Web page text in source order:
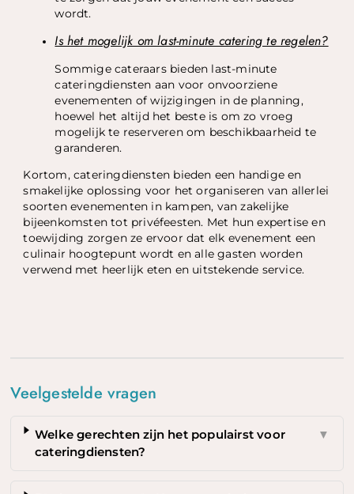
wordt.
Is het mogelijk om last-minute catering te regelen?
Sommige cateraars bieden last-minute
cateringdiensten aan voor onvoorziene
evenementen of wijzigingen in de planning,
hoewel het altijd het beste is om zo vroeg
mogelijk te reserveren om beschikbaarheid te
garanderen.
Kortom, cateringdiensten bieden een handige en
smakelijke oplossing voor het organiseren van allerlei
soorten evenementen in kampen, van zakelijke
bijeenkomsten tot privéfeesten. Met hun expertise en
toewijding zorgen ze ervoor dat elk evenement een
culinair hoogtepunt wordt en alle gasten worden
verwend met heerlijk eten en uitstekende service.
Veelgestelde vragen
Welke gerechten zijn het populairst voor
cateringdiensten?
▼